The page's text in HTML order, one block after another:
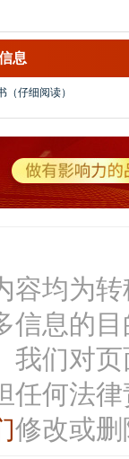
（仔细阅读）
容均为
信息的
我们对
任何法
修改或